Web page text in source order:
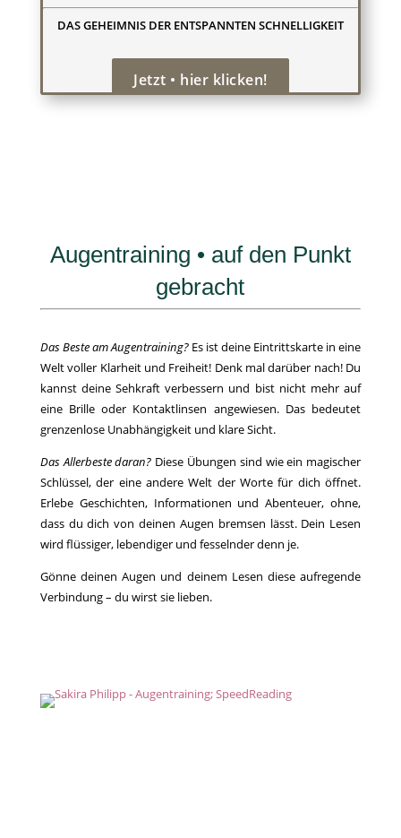
DAS GEHEIMNIS DER ENTSPANNTEN SCHNELLIGKEIT
Jetzt • hier klicken!
Augentraining • auf den Punkt
gebracht
Das Beste am Augentraining?Es ist deine Eintrittskarte in eine
Welt voller Klarheit und Freiheit! Denk mal darüber nach! Du
kannst deine Sehkraft verbessern und bist nicht mehr auf
eine Brille oder Kontaktlinsen angewiesen. Das bedeutet
grenzenlose Unabhängigkeit und klare Sicht.
Das Allerbeste daran? Diese Übungen sind wie ein magischer
Schlüssel, der eine andere Welt der Worte für dich öffnet.
Erlebe Geschichten, Informationen und Abenteuer, ohne,
dass du dich von deinen Augen bremsen lässt. Dein Lesen
wird flüssiger, lebendiger und fesselnder denn je.
Gönne deinen Augen und deinem Lesen diese aufregende
Verbindung – du wirst sie lieben.